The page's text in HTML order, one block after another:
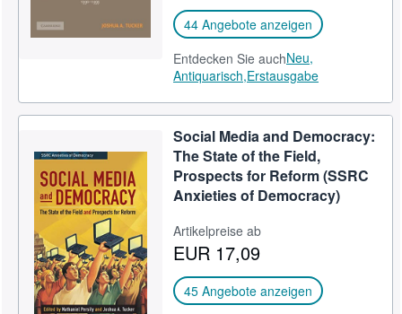
44 Angebote anzeigen
Entdecken Sie auchNeu,
Antiquarisch,Erstausgabe
Social Media and Democracy:
The State of the Field,
Prospects for Reform (SSRC
Anxieties of Democracy)
Artikelpreise ab
EUR 17,09
45 Angebote anzeigen